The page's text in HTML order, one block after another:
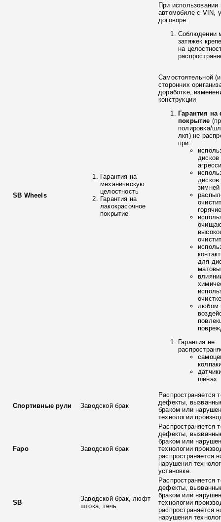
SB Wheels
Гарантия на
механическую
целостность
Гарантия на
лакокрасочное
покрытие
При использовании
автомобиле с VIN,
договоре:
Соблюдении
затяжек
на
Самостоятельной
сторонних
доработке,
конструкции
Гарантия
покрытие
полировка/
лкп) не
при:
зимней
для
любом
Гарантия не
шинах
Спортивные рули Заводской брак
Распространяется
дефекты,
браком или
технологии
Fapo Заводской брак
Распространяется
дефекты,
браком или
технологии
распространяется
нарушения
установке.
SB
Заводской брак, люфт
штока, течь
Распространяется
дефекты,
браком или
технологии
распространяется
нарушения